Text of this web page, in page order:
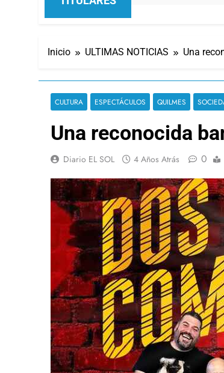
Inicio ULTIMAS NOTICIAS Una
CULTURA ESPECTÁCULOS QUILMES
Una reconocida
Diario EL SOL 4 Años Atrás 0